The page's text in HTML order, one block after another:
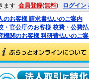
ます 会員登録(無料) ログイン
のお客様 請求書払いのご案内
・官公庁のお客様 校費・公費
機関のお客様 科研費払いのご